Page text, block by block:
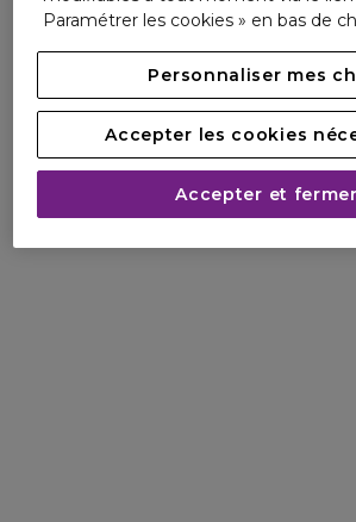
instantanément le teint.
Le Complexe anti-pollution Clarins
effets nocifs de la pollution
Toutes les femmes qui souhaitent une
mettre en valeur leur beauté naturelle
terne et des signes de fatigue.
Paramétrer les cookies » en bas de
Personnaliser mes
Accepter les cookies
Accepter et fermer